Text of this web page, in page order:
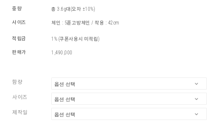
중량 총 3.6g대(오차 ±10%)
사이즈 체인 : 5푼고방체인 / 착용 : 42cm
적립금 1% (쿠폰사용시 미적립)
판매가 1,490,000
함량
사이즈
제작일